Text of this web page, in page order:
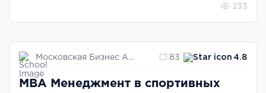
233
Московская Бизнес Академия 83 4.8
MBA Менеджмент в спортивных